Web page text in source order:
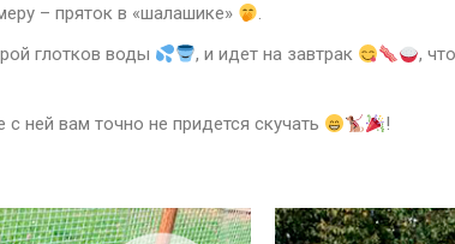
– пряток в «шалашике»
.
глотков воды
, и идет на завтрак
,
ней вам точно не придется скучать
!